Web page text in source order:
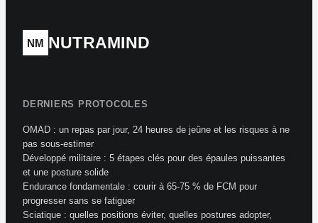
NM NUTRAMIND
DERNIERS PROTOCOLES
OMAD : un repas par jour, 24 heures de jeûne et les risques à ne
pas sous-estimer
Développé militaire : 5 étapes clés pour des épaules puissantes
et une posture solide
Endurance fondamentale : courir à 65-75 % de FCM pour
progresser sans se fatiguer
Sciatique : quelles positions éviter, quelles postures adopter,